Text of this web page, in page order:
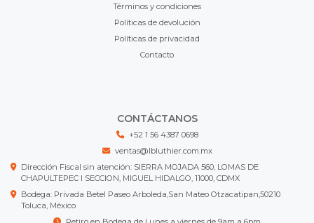
Términos y condiciones
Políticas de devolución
Políticas de privacidad
Contacto
CONTÁCTANOS
+52 1 56 4387 0698
ventas@lbluthier.com.mx
Dirección Fiscal sin atención: SIERRA MOJADA 560, LOMAS DE
CHAPULTEPEC I SECCION, MIGUEL HIDALGO, 11000, CDMX
Bodega: Privada Betel Paseo Arboleda,San Mateo Otzacatipan,50210
Toluca, México